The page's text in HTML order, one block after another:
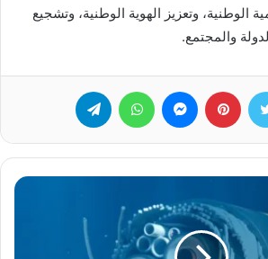
الوطنية، وتعزيز الهوية الوطنية، وتشجيع
والمجتمع.
تويتر بينتيريست ماسنجر واتساب